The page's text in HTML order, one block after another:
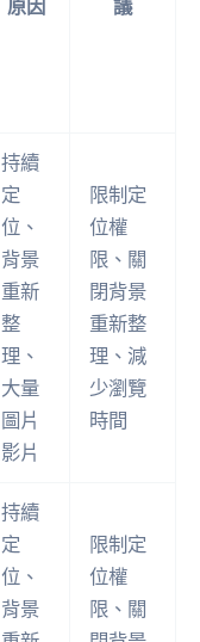
原因 議
持續
定
位、
背景
重新
整
理、
大量
圖片
影片
限制定
位權
限、關
閉背景
重新整
理、減
少瀏覽
時間
持續
定
位、
背景
限制定
位權
限、關